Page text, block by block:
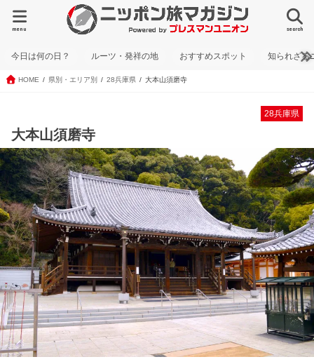
search
menu
今日は何の日？ ルーツ・発祥の地 おすすめスポット 知られざる
HOME 県別・エリア別 28兵庫県 大本山須磨寺
28兵庫県
大本山須磨寺